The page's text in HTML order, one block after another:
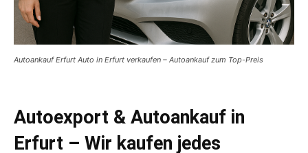
Autoankauf Erfurt Auto in Erfurt verkaufen – Autoankauf zum Top-Preis
Autoexport & Autoankauf in
Erfurt – Wir kaufen jedes